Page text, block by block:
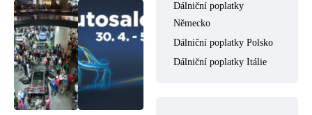
Dálniční poplatky
Německo
Dálniční poplatky Polsko
Dálniční poplatky Itálie